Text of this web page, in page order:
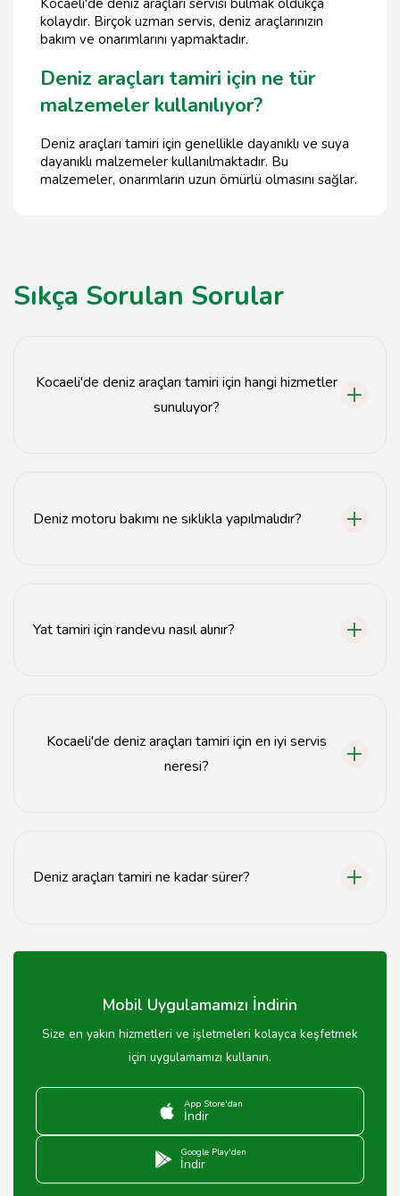
Kocaeli'de deniz araçları servisi bulmak oldukça
kolaydır. Birçok uzman servis, deniz araçlarınızın
bakım ve onarımlarını yapmaktadır.
Deniz araçları tamiri için ne tür
malzemeler kullanılıyor?
Deniz araçları tamiri için genellikle dayanıklı ve suya
dayanıklı malzemeler kullanılmaktadır. Bu
malzemeler, onarımların uzun ömürlü olmasını sağlar.
Sıkça Sorulan Sorular
Kocaeli'de deniz araçları tamiri için hangi hizmetler
sunuluyor?
Deniz motoru bakımı ne sıklıkla yapılmalıdır?
Yat tamiri için randevu nasıl alınır?
Kocaeli'de deniz araçları tamiri için en iyi servis
neresi?
Deniz araçları tamiri ne kadar sürer?
birkaç gün ile birkaç hafta arasında değişmektedir.
Mobil Uygulamamızı İndirin
Size en yakın hizmetleri ve işletmeleri kolayca keşfetmek
için uygulamamızı kullanın.
App Store'dan
İndir
Google Play'den
İndir